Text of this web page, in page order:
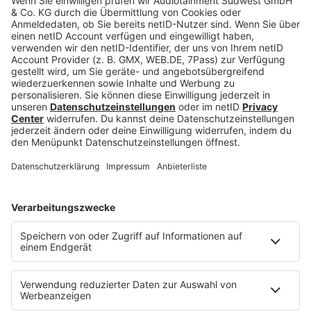
Jetzt abspielen
Es läuft:
CELO & ABDI & OLEXESH & NIMO mit RHYTHM N'
FLOUZ